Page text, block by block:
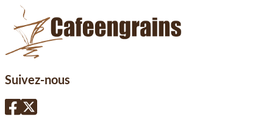
Suivez-nous